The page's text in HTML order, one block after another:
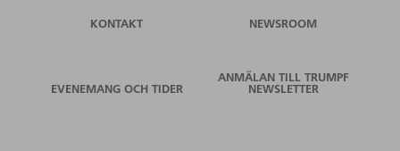
KONTAKT NEWSROOM
EVENEMANG OCH TIDER
ANMÄLAN TILL TRUMPF
NEWSLETTER